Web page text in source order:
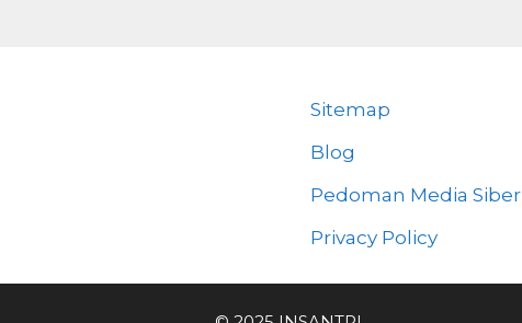
Sitemap
Blog
Pedoman Media Siber
Privacy Policy